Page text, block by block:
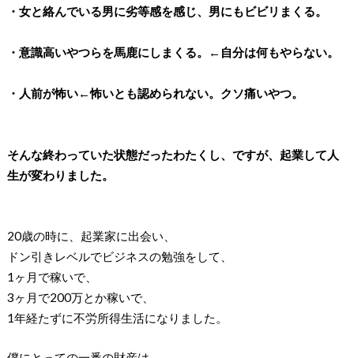
・女と絡んでいる男に劣等感を感じ、男にもビビリまくる。
・意識高いやつらを馬鹿にしまくる。←自分は何もやらない。
・人前が怖い←怖いとも認められない。クソ痛いやつ。
そんな終わっていた状態だったわたくし、ですが、起業して人
生が変わりました。
20歳の時に、起業家に出会い、
ドン引きレベルでビジネスの勉強をして、
1ヶ月で稼いで、
3ヶ月で200万とか稼いで、
1年経たずに不労所得生活になりました。